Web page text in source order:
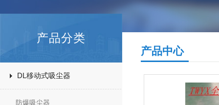
产品分类
DL移动式吸尘器
防爆吸尘器
产品中心